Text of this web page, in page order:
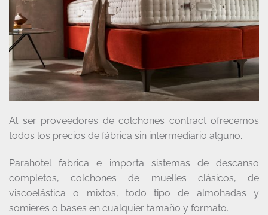
Al ser proveedores de colchones contract ofrecemos
todos los precios de fábrica sin intermediario alguno.
Parahotel fabrica e importa sistemas de descanso
completos, colchones de muelles clásicos, de
viscoelástica o mixtos, todo tipo de almohadas y
somieres o bases en cualquier tamaño y formato.